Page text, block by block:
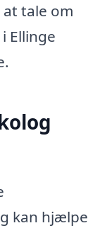
tale om
Ellinge
kan hjælpe